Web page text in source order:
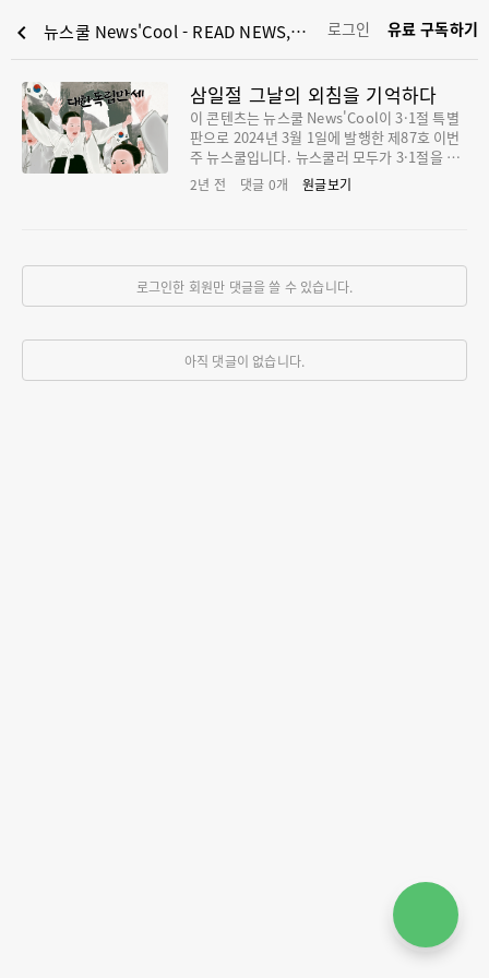
chevron_left 뉴스쿨 News'Cool - READ NEWS, LEAD YOUTH : 삼일절 그날의 외침을 기억하다 로그인 유료 구독하기
삼일절 그날의 외침을 기억하다
이 콘텐츠는 뉴스쿨 News'Cool이 3·1절 특별
판으로 2024년 3월 1일에 발행한 제87호 이번
주 뉴스쿨입니다.‌ 뉴스쿨러 모두가 3·1절을 뜻
깊게 보낼 수 있도록 온라인 기사와 디지털 뉴
스북(pdf)을 모두 무료로 제공합니다! 이번 주
흔적을 찾아서 5. BOOKCLUB - 어린이 독립운
동가를 만나다 [https://newscool.co/shop-
----------------------------------------------
👀삼일절(3·1절)은 1919년 3월부터 8월까지
2년 전 댓글 0개 원글보기
로그인한 회원만 댓글을 쓸 수 있습니다.
아직 댓글이 없습니다.